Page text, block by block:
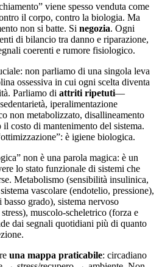
viene spesso venduta come
il corpo, contro la biologia. Ma
non si batte. Si negozia. Ogni
di bilancio tra danno e riparazione,
coerenti e rumore fisiologico.
non parliamo di una singola leva
ossessiva in cui ogni scelta diventa
Parliamo di attriti ripetuti—
iperalimentazione
non metabolizzato, disallineamento
costo di mantenimento del sistema.
è igiene biologica.
non è una parola magica: è un
lo stato funzionale di sistemi che
Metabolismo (sensibilità insulinica,
vascolare (endotelio, pressione),
grado), sistema nervoso
muscolo-scheletrico (forza e
dai segnali quotidiani più di quanto
una mappa praticabile: circadiano